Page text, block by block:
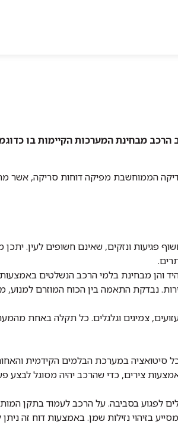
הרכב מבחינת המערכות הקיימות בו
הממוחשבת מפיקה דוחות סריקה,
ונזקים, שאינם חשופים לעין. יתכן
והן מבחינת בלמי הרכב הנשלטים
נבדקת התאמה בין הכוח המוזרם למנוע,
צמיגים וגלגלים. כל תקלה באחת
סיטואציה במערכת הבלמים הקידמית
צירים, כדי שהרכב יהיה מסוגל לבצע
בזיהוי נזילות שמן. באמצעות דוח זה